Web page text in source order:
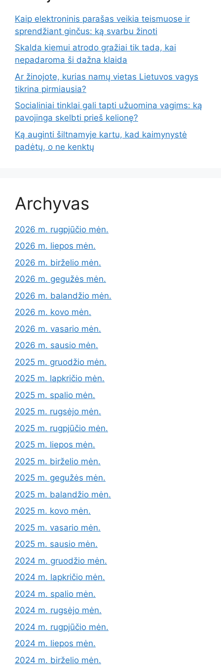
Kaip elektroninis parašas veikia teismuose ir
sprendžiant ginčus: ką svarbu žinoti
Skalda kiemui atrodo gražiai tik tada, kai
nepadaroma ši dažna klaida
Ar žinojote, kurias namų vietas Lietuvos vagys
tikrina pirmiausia?
Socialiniai tinklai gali tapti užuomina vagims: ką
pavojinga skelbti prieš kelionę?
Ką auginti šiltnamyje kartu, kad kaimynystė
padėtų, o ne kenktų
Archyvas
2026 m. rugpjūčio mėn.
2026 m. liepos mėn.
2026 m. birželio mėn.
2026 m. gegužės mėn.
2026 m. balandžio mėn.
2026 m. kovo mėn.
2026 m. vasario mėn.
2026 m. sausio mėn.
2025 m. gruodžio mėn.
2025 m. lapkričio mėn.
2025 m. spalio mėn.
2025 m. rugsėjo mėn.
2025 m. rugpjūčio mėn.
2025 m. liepos mėn.
2025 m. birželio mėn.
2025 m. gegužės mėn.
2025 m. balandžio mėn.
2025 m. kovo mėn.
2025 m. vasario mėn.
2025 m. sausio mėn.
2024 m. gruodžio mėn.
2024 m. lapkričio mėn.
2024 m. spalio mėn.
2024 m. rugsėjo mėn.
2024 m. rugpjūčio mėn.
2024 m. liepos mėn.
2024 m. birželio mėn.